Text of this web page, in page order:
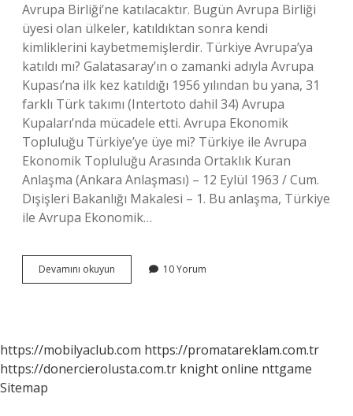
Avrupa Birliği’ne katılacaktır. Bugün Avrupa Birliği
üyesi olan ülkeler, katıldıktan sonra kendi
kimliklerini kaybetmemişlerdir. Türkiye Avrupa’ya
katıldı mı? Galatasaray’ın o zamanki adıyla Avrupa
Kupası’na ilk kez katıldığı 1956 yılından bu yana, 31
farklı Türk takımı (Intertoto dahil 34) Avrupa
Kupaları’nda mücadele etti. Avrupa Ekonomik
Topluluğu Türkiye’ye üye mi? Türkiye ile Avrupa
Ekonomik Topluluğu Arasında Ortaklık Kuran
Anlaşma (Ankara Anlaşması) – 12 Eylül 1963 / Cum.
Dışişleri Bakanlığı Makalesi – 1. Bu anlaşma, Türkiye
ile Avrupa Ekonomik…
Devamını okuyun
Ab
10 Yorum
https://mobilyaclub.com https://promatareklam.com.tr
https://donercierolusta.com.tr knight online nttgame
Sitemap